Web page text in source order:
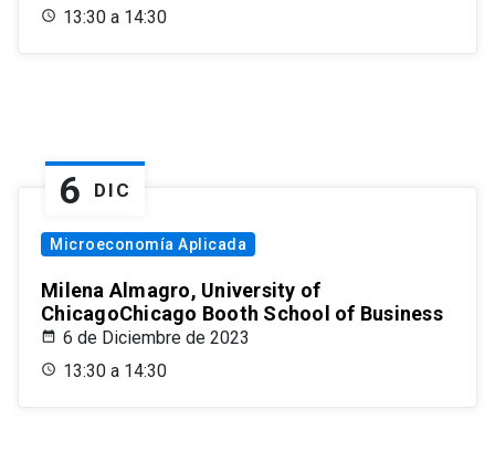
13:30 a 14:30
6 DIC
Microeconomía Aplicada
Milena Almagro, University of
ChicagoChicago Booth School of Business
6 de Diciembre de 2023
13:30 a 14:30